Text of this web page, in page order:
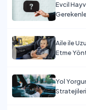
Evcil
Aile ile
Etme
Yol
Stratejileri